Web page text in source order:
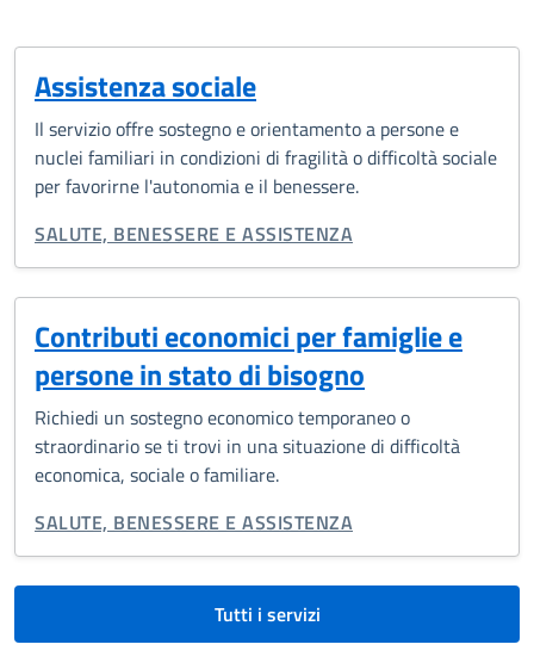
Assistenza sociale
Il servizio offre sostegno e orientamento a persone e
nuclei familiari in condizioni di fragilità o difficoltà sociale
per favorirne l'autonomia e il benessere.
CATEGORIA CORRELATA:
SALUTE, BENESSERE E ASSISTENZA
Contributi economici per famiglie e
persone in stato di bisogno
Richiedi un sostegno economico temporaneo o
straordinario se ti trovi in una situazione di difficoltà
economica, sociale o familiare.
CATEGORIA CORRELATA:
SALUTE, BENESSERE E ASSISTENZA
Tutti i servizi